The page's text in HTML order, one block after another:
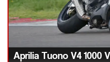
Aprilia Tuono V4 1000